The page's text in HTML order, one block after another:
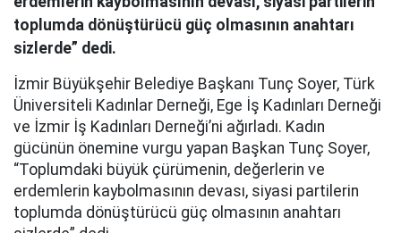
toplumda dönüştürücü güç olmasının anahtarı
sizlerde” dedi.
İzmir Büyükşehir Belediye Başkanı Tunç Soyer, Türk
Üniversiteli Kadınlar Derneği, Ege İş Kadınları Derneği
ve İzmir İş Kadınları Derneği’ni ağırladı. Kadın
gücünün önemine vurgu yapan Başkan Tunç Soyer,
“Toplumdaki büyük çürümenin, değerlerin ve
erdemlerin kaybolmasının devası, siyasi partilerin
toplumda dönüştürücü güç olmasının anahtarı